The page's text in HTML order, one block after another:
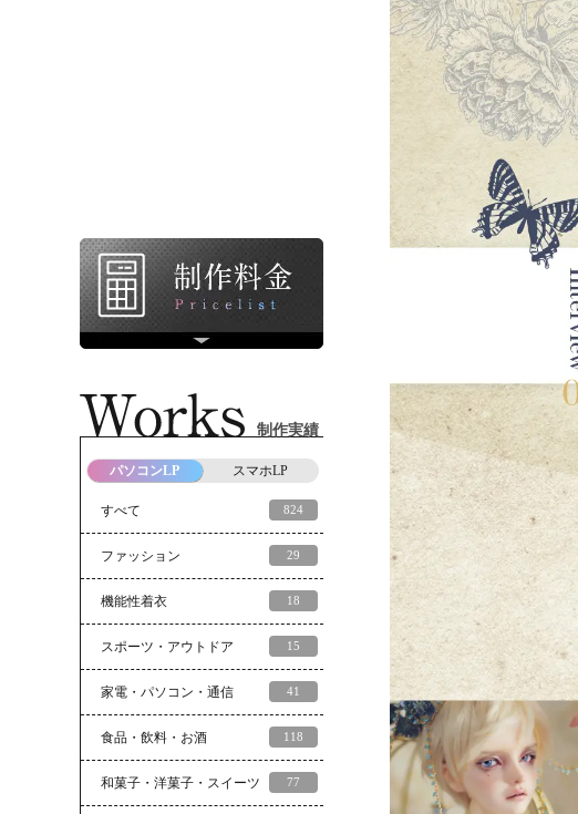
制作実績
パソコンLP スマホLP
すべて 824
ファッション 29
機能性着衣 18
スポーツ・アウトドア 15
家電・パソコン・通信 41
食品・飲料・お酒 118
和菓子・洋菓子・スイーツ 77